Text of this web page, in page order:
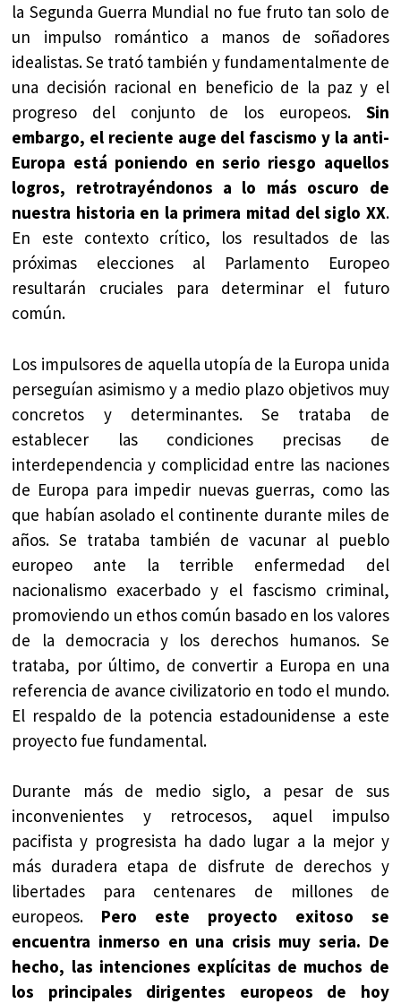
la Segunda Guerra Mundial no fue fruto tan solo de
un impulso romántico a manos de soñadores
idealistas. Se trató también y fundamentalmente de
una decisión racional en beneficio de la paz y el
progreso del conjunto de los europeos. Sin
embargo, el reciente auge del fascismo y la anti-
Europa está poniendo en serio riesgo aquellos
logros, retrotrayéndonos a lo más oscuro de
nuestra historia en la primera mitad del siglo XX.
En este contexto crítico, los resultados de las
próximas elecciones al Parlamento Europeo
resultarán cruciales para determinar el futuro
común.
Los impulsores de aquella utopía de la Europa unida
perseguían asimismo y a medio plazo objetivos muy
concretos y determinantes. Se trataba de
establecer las condiciones precisas de
interdependencia y complicidad entre las naciones
de Europa para impedir nuevas guerras, como las
que habían asolado el continente durante miles de
años. Se trataba también de vacunar al pueblo
europeo ante la terrible enfermedad del
nacionalismo exacerbado y el fascismo criminal,
promoviendo un ethos común basado en los valores
de la democracia y los derechos humanos. Se
trataba, por último, de convertir a Europa en una
referencia de avance civilizatorio en todo el mundo.
El respaldo de la potencia estadounidense a este
proyecto fue fundamental.
Durante más de medio siglo, a pesar de sus
inconvenientes y retrocesos, aquel impulso
pacifista y progresista ha dado lugar a la mejor y
más duradera etapa de disfrute de derechos y
libertades para centenares de millones de
europeos. Pero este proyecto exitoso se
encuentra inmerso en una crisis muy seria. De
hecho, las intenciones explícitas de muchos de
los principales dirigentes europeos de hoy